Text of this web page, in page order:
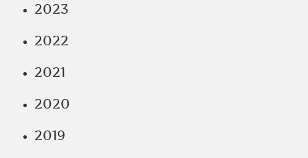
2023
2022
2021
2020
2019